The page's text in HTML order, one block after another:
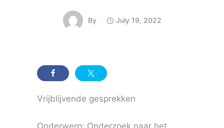
By July 19, 2022
Vrijblijvende gesprekken